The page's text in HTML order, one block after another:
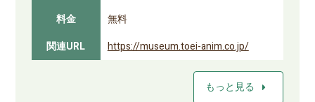
料金
無料
関連URL
https://museum.toei-anim.co.jp/
もっと見る arrow_right